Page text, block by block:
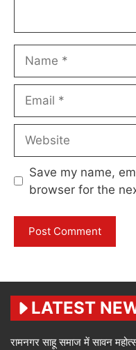
Save my name,
browser for the
LATEST
रामनगर साहू समाज में सावन